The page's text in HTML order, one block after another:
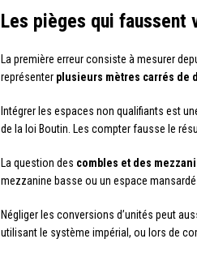
Les pièges qui faussent
La première erreur consiste à mesurer
représenter plusieurs mètres carrés de
Intégrer les espaces non qualifiants est
de la loi Boutin. Les compter fausse le
La question des combles et des
mezzanine basse ou un espace
Négliger les conversions d’unités peut
utilisant le système impérial, ou lors de